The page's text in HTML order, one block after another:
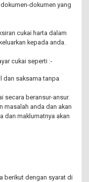
dokumen yang
cukai harta dalam
kepada anda.
cukai seperti :-
dan saksama tanpa
secara beransur-ansur.
masalah anda dan akan
dan maklumatnya akan
berikut dengan syarat di